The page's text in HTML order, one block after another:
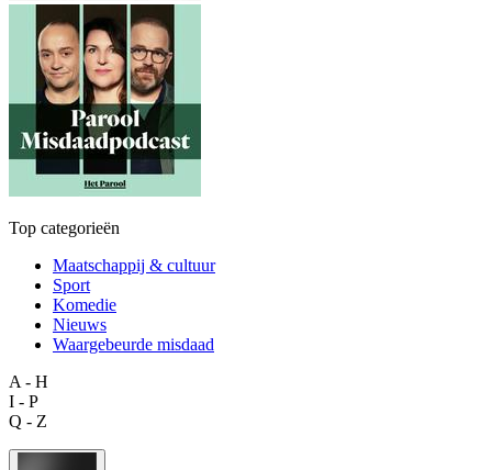
Top categorieën
Maatschappij & cultuur
Sport
Komedie
Nieuws
Waargebeurde misdaad
A - H
I - P
Q - Z